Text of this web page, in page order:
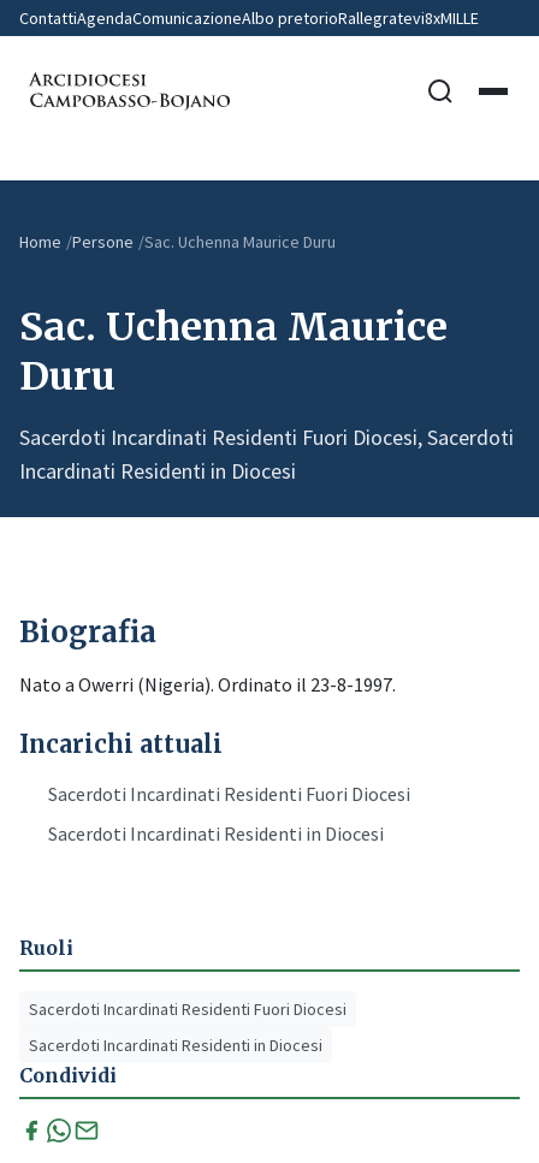
ContattiAgendaComunicazioneAlbo pretorioRallegratevi8xMILLE
Home Persone Sac. Uchenna Maurice Duru
Sac. Uchenna Maurice
Duru
Sacerdoti Incardinati Residenti Fuori Diocesi, Sacerdoti
Incardinati Residenti in Diocesi
Biografia
Nato a Owerri (Nigeria). Ordinato il 23-8-1997.
Incarichi attuali
Sacerdoti Incardinati Residenti Fuori Diocesi
Sacerdoti Incardinati Residenti in Diocesi
Ruoli
Sacerdoti Incardinati Residenti Fuori Diocesi
Sacerdoti Incardinati Residenti in Diocesi
Condividi